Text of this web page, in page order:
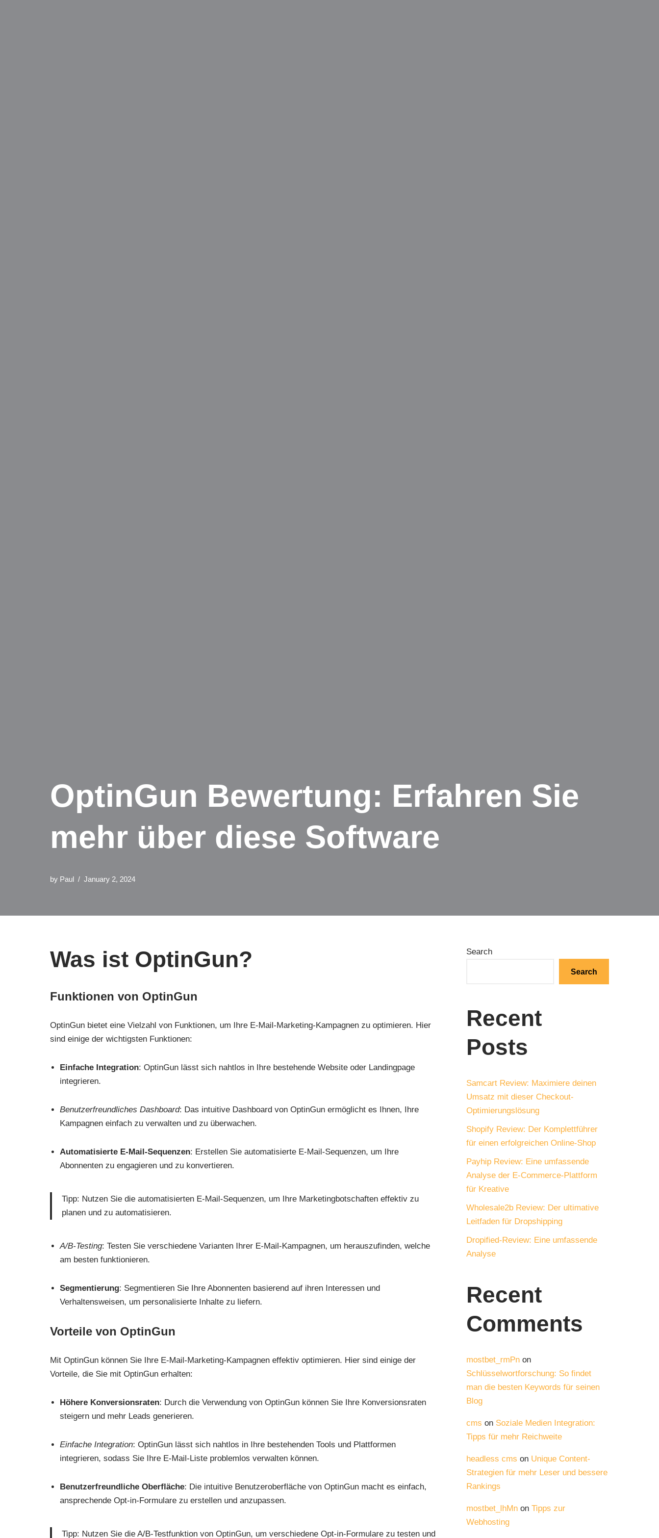
OptinGun Bewertung: Erfahren Sie
mehr über diese Software
by Paul January 2, 2024
Was ist OptinGun?
Funktionen von OptinGun
OptinGun bietet eine Vielzahl von Funktionen, um Ihre E-Mail-Marketing-Kampagnen zu optimieren. Hier
sind einige der wichtigsten Funktionen:
Einfache Integration: OptinGun lässt sich nahtlos in Ihre bestehende Website oder Landingpage
integrieren.
Benutzerfreundliches Dashboard: Das intuitive Dashboard von OptinGun ermöglicht es Ihnen, Ihre
Kampagnen einfach zu verwalten und zu überwachen.
Automatisierte E-Mail-Sequenzen: Erstellen Sie automatisierte E-Mail-Sequenzen, um Ihre
Abonnenten zu engagieren und zu konvertieren.
Tipp: Nutzen Sie die automatisierten E-Mail-Sequenzen, um Ihre Marketingbotschaften effektiv zu
planen und zu automatisieren.
A/B-Testing: Testen Sie verschiedene Varianten Ihrer E-Mail-Kampagnen, um herauszufinden, welche
am besten funktionieren.
Segmentierung: Segmentieren Sie Ihre Abonnenten basierend auf ihren Interessen und
Verhaltensweisen, um personalisierte Inhalte zu liefern.
Vorteile von OptinGun
Mit OptinGun können Sie Ihre E-Mail-Marketing-Kampagnen effektiv optimieren. Hier sind einige der
Vorteile, die Sie mit OptinGun erhalten:
Höhere Konversionsraten: Durch die Verwendung von OptinGun können Sie Ihre Konversionsraten
steigern und mehr Leads generieren.
Einfache Integration: OptinGun lässt sich nahtlos in Ihre bestehenden Tools und Plattformen
integrieren, sodass Sie Ihre E-Mail-Liste problemlos verwalten können.
Benutzerfreundliche Oberfläche: Die intuitive Benutzeroberfläche von OptinGun macht es einfach,
ansprechende Opt-in-Formulare zu erstellen und anzupassen.
Tipp: Nutzen Sie die A/B-Testfunktion von OptinGun, um verschiedene Opt-in-Formulare zu testen und
Search
Search
Recent
Posts
Samcart Review: Maximiere deinen
Umsatz mit dieser Checkout-
Optimierungslösung
Shopify Review: Der Komplettführer
für einen erfolgreichen Online-Shop
Payhip Review: Eine umfassende
Analyse der E-Commerce-Plattform
für Kreative
Wholesale2b Review: Der ultimative
Leitfaden für Dropshipping
Dropified-Review: Eine umfassende
Analyse
Recent
Comments
mostbet_rmPn on
Schlüsselwortforschung: So findet
man die besten Keywords für seinen
Blog
cms on Soziale Medien Integration:
Tipps für mehr Reichweite
headless cms on Unique Content-
Strategien für mehr Leser und bessere
Rankings
mostbet_lhMn on Tipps zur
Webhosting